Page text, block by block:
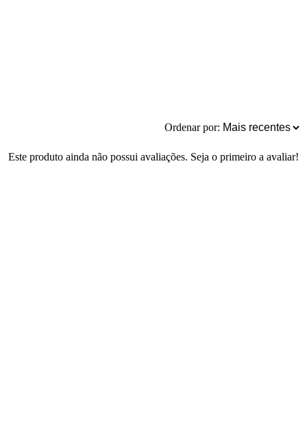
Ordenar por:
Este produto ainda não possui avaliações. Seja o primeiro a avaliar!